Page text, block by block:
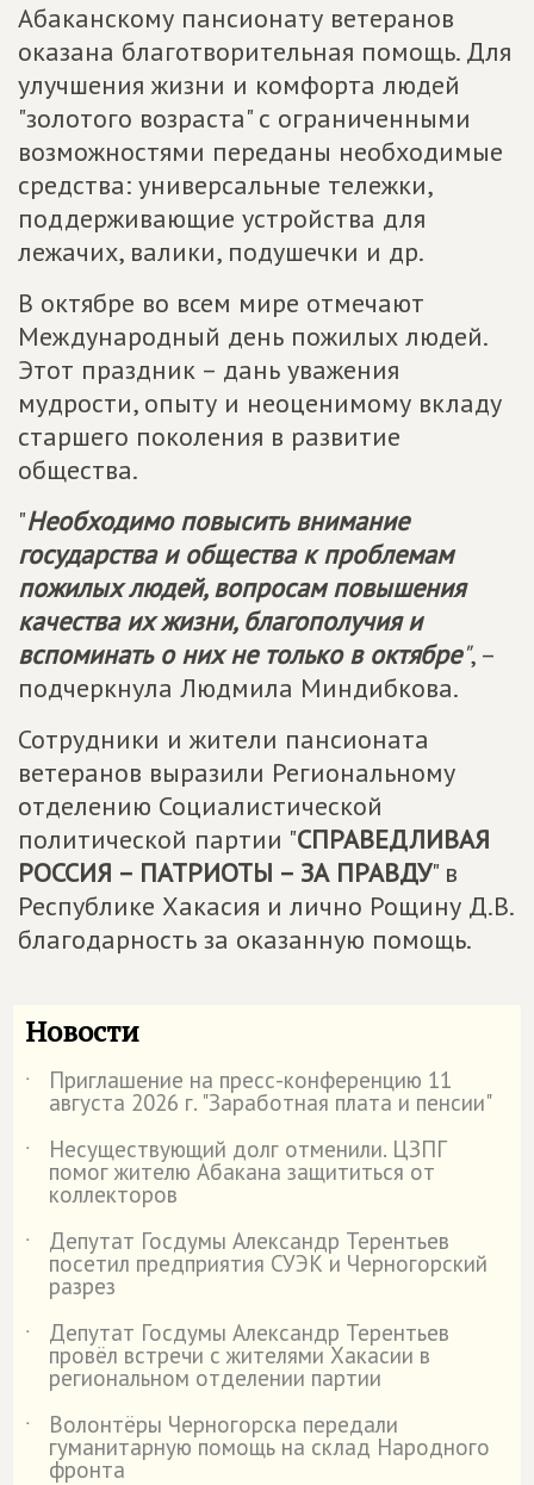
Абаканскому пансионату ветеранов
оказана благотворительная помощь. Для
улучшения жизни и комфорта людей
"золотого возраста" с ограниченными
возможностями переданы необходимые
средства: универсальные тележки,
поддерживающие устройства для
лежачих, валики, подушечки и др.
В октябре во всем мире отмечают
Международный день пожилых людей.
Этот праздник – дань уважения
мудрости, опыту и неоценимому вкладу
старшего поколения в развитие
общества.
"Необходимо повысить внимание
государства и общества к проблемам
пожилых людей, вопросам повышения
качества их жизни, благополучия и
вспоминать о них не только в октябре", –
подчеркнула Людмила Миндибкова.
Сотрудники и жители пансионата
ветеранов выразили Региональному
отделению Социалистической
политической партии "СПРАВЕДЛИВАЯ
РОССИЯ – ПАТРИОТЫ – ЗА ПРАВДУ" в
Республике Хакасия и лично Рощину Д.В.
благодарность за оказанную помощь.
Новости
˙ Приглашение на пресс-конференцию 11
августа 2026 г. "Заработная плата и пенсии"
˙
Несуществующий долг отменили. ЦЗПГ
помог жителю Абакана защититься от
коллекторов
˙
Депутат Госдумы Александр Терентьев
посетил предприятия СУЭК и Черногорский
разрез
˙
Депутат Госдумы Александр Терентьев
провёл встречи с жителями Хакасии в
региональном отделении партии
˙
Волонтёры Черногорска передали
гуманитарную помощь на склад Народного
фронта